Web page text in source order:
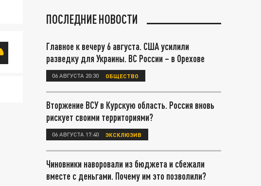
ПОСЛЕДНИЕ НОВОСТИ
Главное к вечеру 6 августа. США усилили
разведку для Украины. ВС России – в Орехове
06 АВГУСТА 20:30 ОБЩЕСТВО
Вторжение ВСУ в Курскую область. Россия вновь
рискует своими территориями?
06 АВГУСТА 17:40 ЭКСКЛЮЗИВ
Чиновники наворовали из бюджета и сбежали
вместе с деньгами. Почему им это позволили?